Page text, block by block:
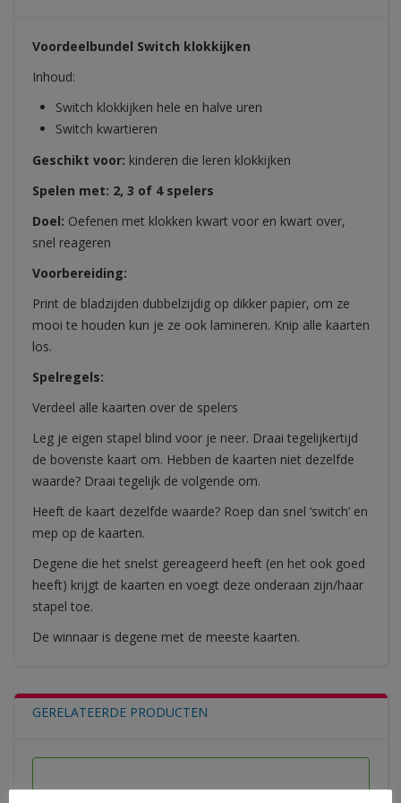
Voordeelbundel Switch klokkijken
Inhoud:
Switch klokkijken hele en halve uren
Switch kwartieren
Geschikt voor: kinderen die leren klokkijken
Spelen met: 2, 3 of 4 spelers
Doel: Oefenen met klokken kwart voor en kwart over,
snel reageren
Voorbereiding:
Print de bladzijden dubbelzijdig op dikker papier, om ze
mooi te houden kun je ze ook lamineren. Knip alle kaarten
los.
Spelregels:
Verdeel alle kaarten over de spelers
Leg je eigen stapel blind voor je neer. Draai tegelijkertijd
de bovenste kaart om. Hebben de kaarten niet dezelfde
waarde? Draai tegelijk de volgende om.
Heeft de kaart dezelfde waarde? Roep dan snel ‘switch’ en
mep op de kaarten.
Degene die het snelst gereageerd heeft (en het ook goed
heeft) krijgt de kaarten en voegt deze onderaan zijn/haar
stapel toe.
De winnaar is degene met de meeste kaarten.
GERELATEERDE PRODUCTEN